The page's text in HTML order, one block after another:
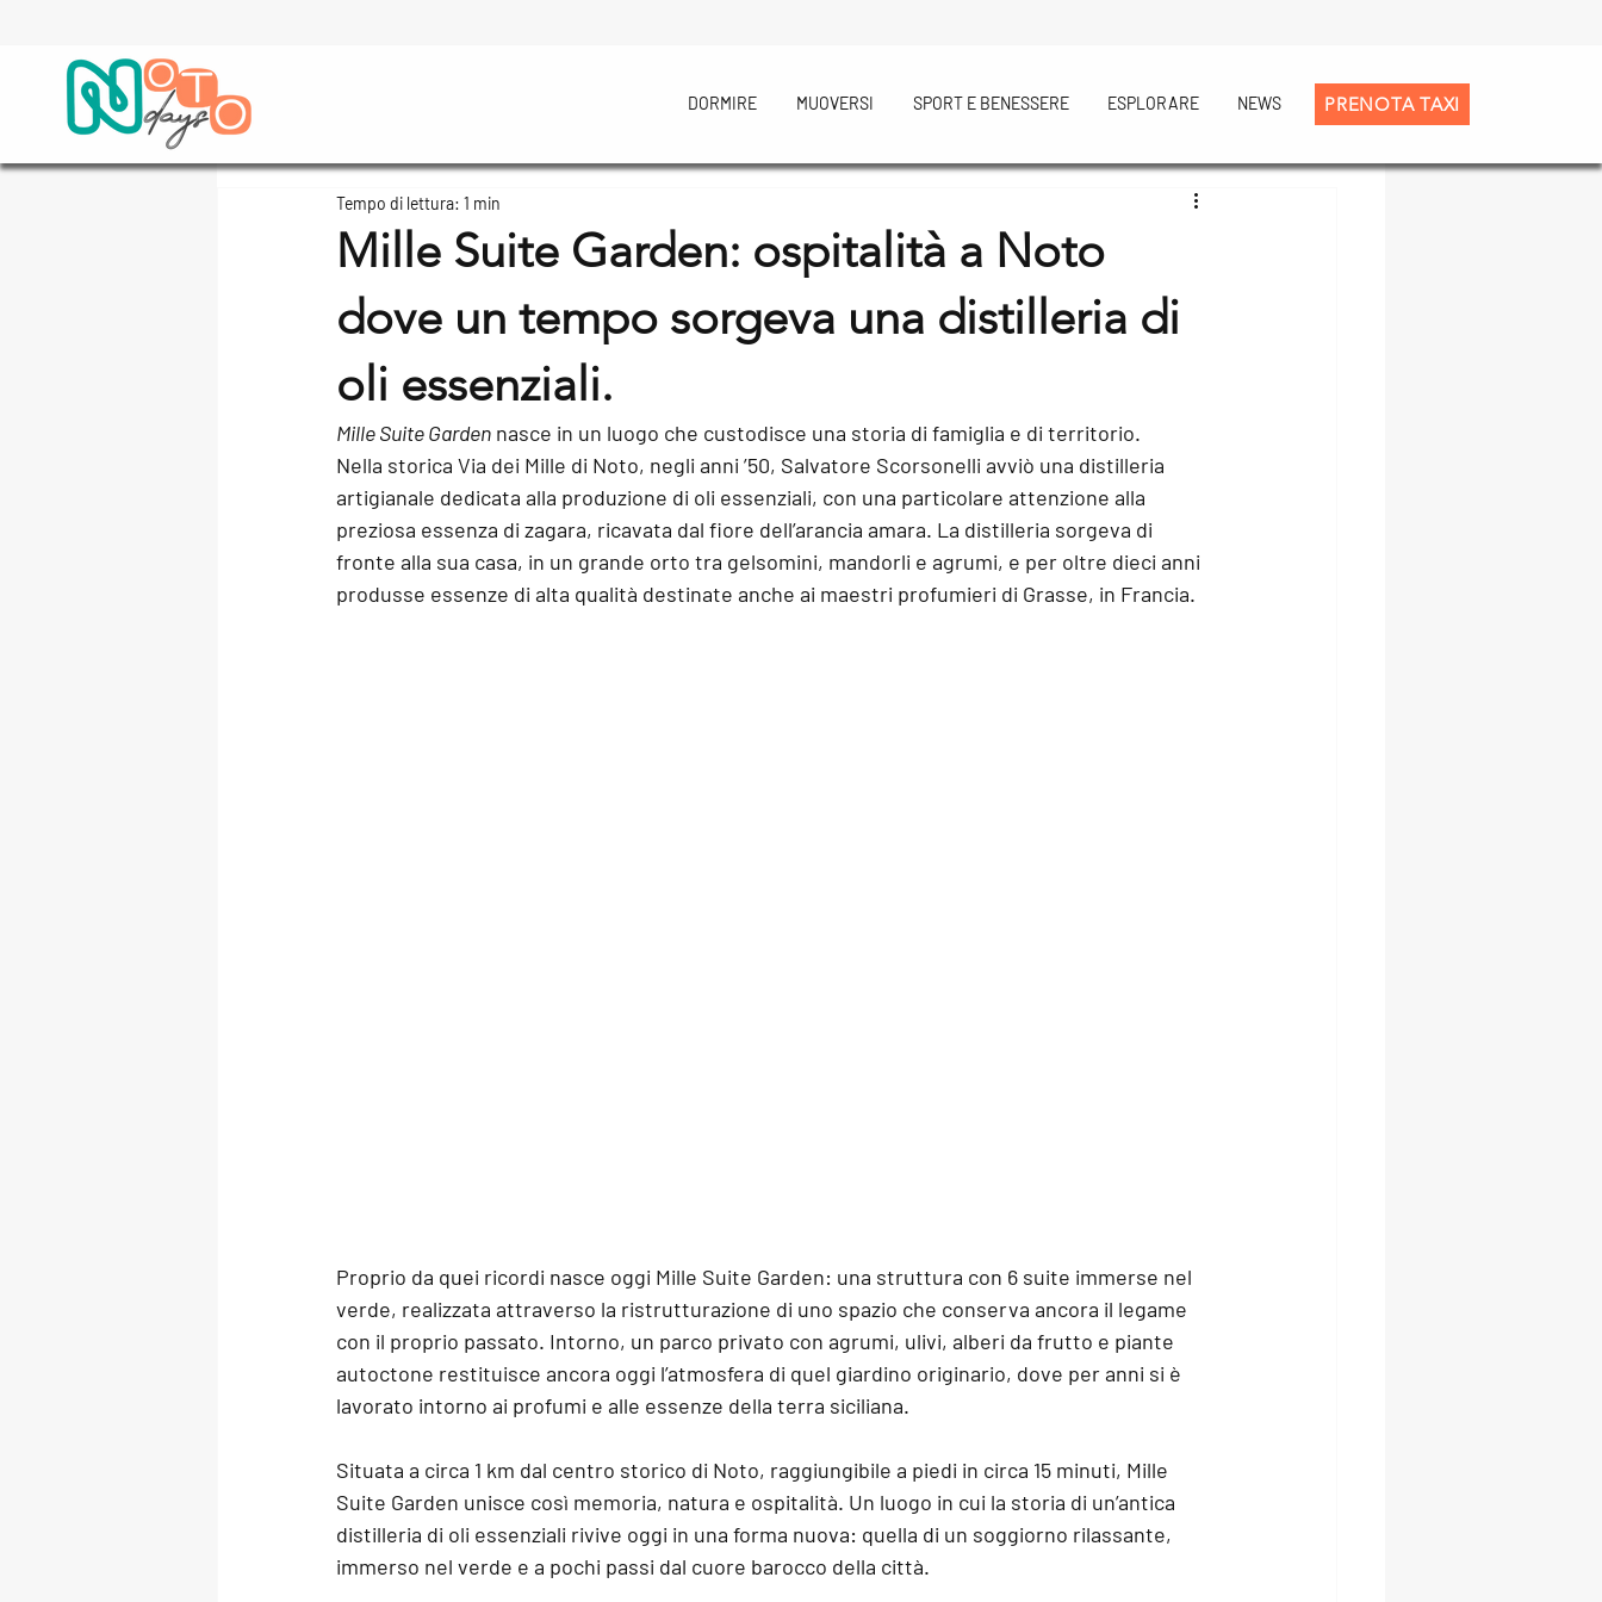
DORMIRE MUOVERSI SPORT E BENESSERE ESPLORARE NEWS PRENOTA TAXI
Mille Suite Garden: ospitalità a Noto
dove un tempo sorgeva una distilleria di
oli essenziali.
Tempo di lettura: 1 min
Mille Suite Garden nasce in un luogo che custodisce una storia di famiglia e di territorio.
Nella storica Via dei Mille di Noto, negli anni ’50, Salvatore Scorsonelli avviò una distilleria
artigianale dedicata alla produzione di oli essenziali, con una particolare attenzione alla
preziosa essenza di zagara, ricavata dal fiore dell’arancia amara. La distilleria sorgeva di
fronte alla sua casa, in un grande orto tra gelsomini, mandorli e agrumi, e per oltre dieci anni
produsse essenze di alta qualità destinate anche ai maestri profumieri di Grasse, in Francia.
Proprio da quei ricordi nasce oggi Mille Suite Garden: una struttura con 6 suite immerse nel
verde, realizzata attraverso la ristrutturazione di uno spazio che conserva ancora il legame
con il proprio passato. Intorno, un parco privato con agrumi, ulivi, alberi da frutto e piante
autoctone restituisce ancora oggi l’atmosfera di quel giardino originario, dove per anni si è
lavorato intorno ai profumi e alle essenze della terra siciliana.
Situata a circa 1 km dal centro storico di Noto, raggiungibile a piedi in circa 15 minuti, Mille
Suite Garden unisce così memoria, natura e ospitalità. Un luogo in cui la storia di un’antica
distilleria di oli essenziali rivive oggi in una forma nuova: quella di un soggiorno rilassante,
immerso nel verde e a pochi passi dal cuore barocco della città.